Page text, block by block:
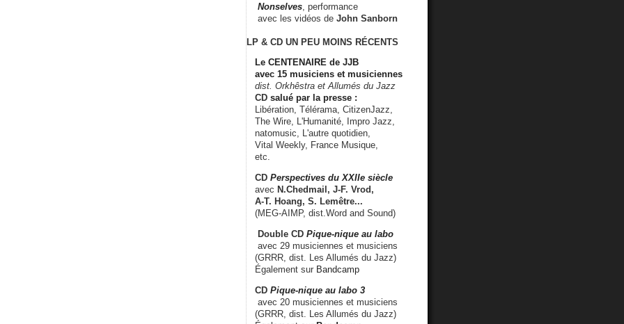
Nonselves , performance
avec les vidéos de John Sanborn
LP & CD UN PEU MOINS RÉCENTS
Le CENTENAIRE de JJB
avec 15 musiciens et musiciennes
dist. Orkhêstra et Allumés du Jazz
CD salué par la presse :
Libération, Télérama, CitizenJazz,
The Wire, L'Humanité, Impro Jazz,
natomusic, L'autre quotidien,
Vital Weekly, France Musique,
etc.
CD Perspectives du XXIIe siècle
avec N.Chedmail, J-F. Vrod,
A-T. Hoang, S. Lemêtre...
(MEG-AIMP, dist.Word and Sound)
Double CD Pique-nique au labo
avec 29 musiciennes et musiciens
(GRRR, dist. Les Allumés du Jazz)
Également sur Bandcamp
CD Pique-nique au labo 3
avec 20 musiciennes et musiciens
(GRRR, dist. Les Allumés du Jazz)